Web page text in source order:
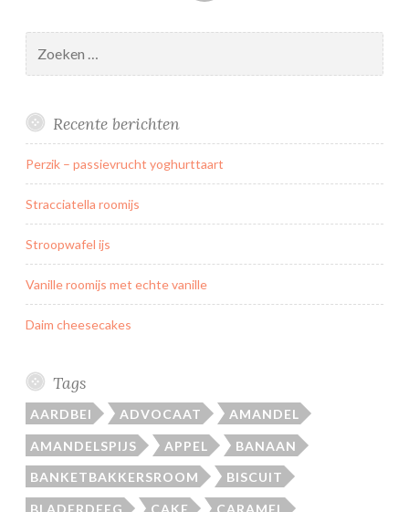
naar:
Recente berichten
Perzik – passievrucht yoghurttaart
Stracciatella roomijs
Stroopwafel ijs
Vanille roomijs met echte vanille
Daim cheesecakes
Tags
AARDBEI ADVOCAAT AMANDEL
AMANDELSPIJS APPEL BANAAN
BANKETBAKKERSROOM BISCUIT
BLADERDEEG CAKE CARAMEL